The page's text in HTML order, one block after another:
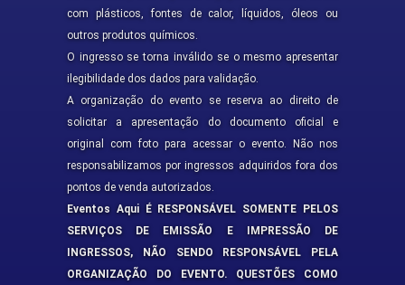
com plásticos, fontes de calor, líquidos, óleos ou
outros produtos químicos.
O ingresso se torna inválido se o mesmo apresentar
ilegibilidade dos dados para validação.
A organização do evento se reserva ao direito de
solicitar a apresentação do documento oficial e
original com foto para acessar o evento. Não nos
responsabilizamos por ingressos adquiridos fora dos
pontos de venda autorizados.
Eventos Aqui É RESPONSÁVEL SOMENTE PELOS
SERVIÇOS DE EMISSÃO E IMPRESSÃO DE
INGRESSOS, NÃO SENDO RESPONSÁVEL PELA
ORGANIZAÇÃO DO EVENTO. QUESTÕES COMO